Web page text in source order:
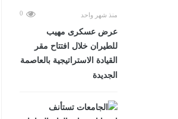
منذ شهر واحد 0
عرض عسكرى مهيب
للطيران خلال افتتاح مقر
القيادة الاستراتيجية بالعاصمة
الجديدة